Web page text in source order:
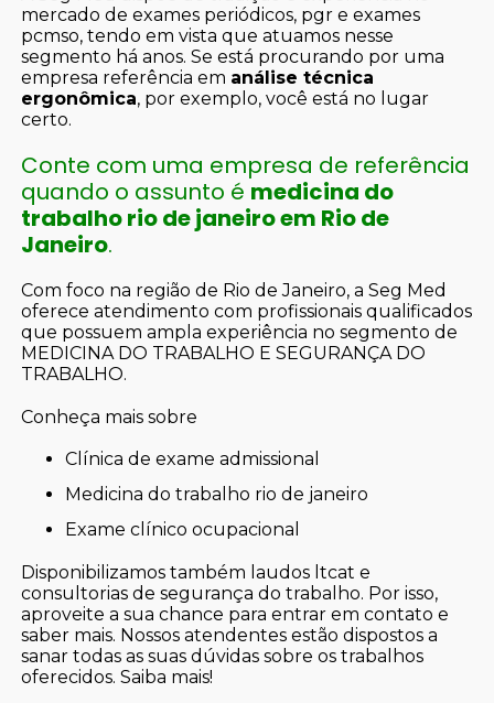
mercado de exames periódicos, pgr e exames
pcmso, tendo em vista que atuamos nesse
segmento há anos. Se está procurando por uma
empresa referência em análise técnica
ergonômica, por exemplo, você está no lugar
certo.
Conte com uma empresa de referência
quando o assunto é medicina do
trabalho rio de janeiro em Rio de
Janeiro.
Com foco na região de Rio de Janeiro, a Seg Med
oferece atendimento com profissionais qualificados
que possuem ampla experiência no segmento de
MEDICINA DO TRABALHO E SEGURANÇA DO
TRABALHO.
Conheça mais sobre
clínica de exame admissional
medicina do trabalho rio de janeiro
exame clínico ocupacional
Disponibilizamos também laudos ltcat e
consultorias de segurança do trabalho. Por isso,
aproveite a sua chance para entrar em contato e
saber mais. Nossos atendentes estão dispostos a
sanar todas as suas dúvidas sobre os trabalhos
oferecidos. Saiba mais!